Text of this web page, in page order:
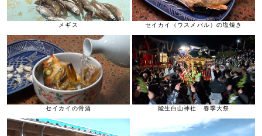
メギス セイカイ（ウスメバル）の塩焼き
セイカイの骨酒 能生白山神社 春季大祭